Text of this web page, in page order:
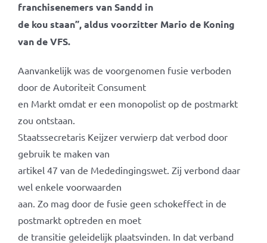
franchisenemers van Sandd in
de kou staan”, aldus voorzitter Mario de Koning
van de VFS.
Aanvankelijk was de voorgenomen fusie verboden
door de Autoriteit Consument
en Markt omdat er een monopolist op de postmarkt
zou ontstaan.
Staatssecretaris Keijzer verwierp dat verbod door
gebruik te maken van
artikel 47 van de Mededingingswet. Zij verbond daar
wel enkele voorwaarden
aan. Zo mag door de fusie geen schokeffect in de
postmarkt optreden en moet
de transitie geleidelijk plaatsvinden. In dat verband